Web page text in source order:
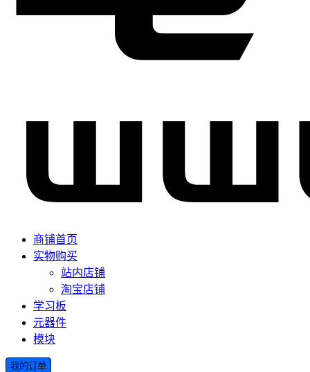
商铺首页
实物购买
站内店铺
淘宝店铺
学习板
元器件
模块
我的订单